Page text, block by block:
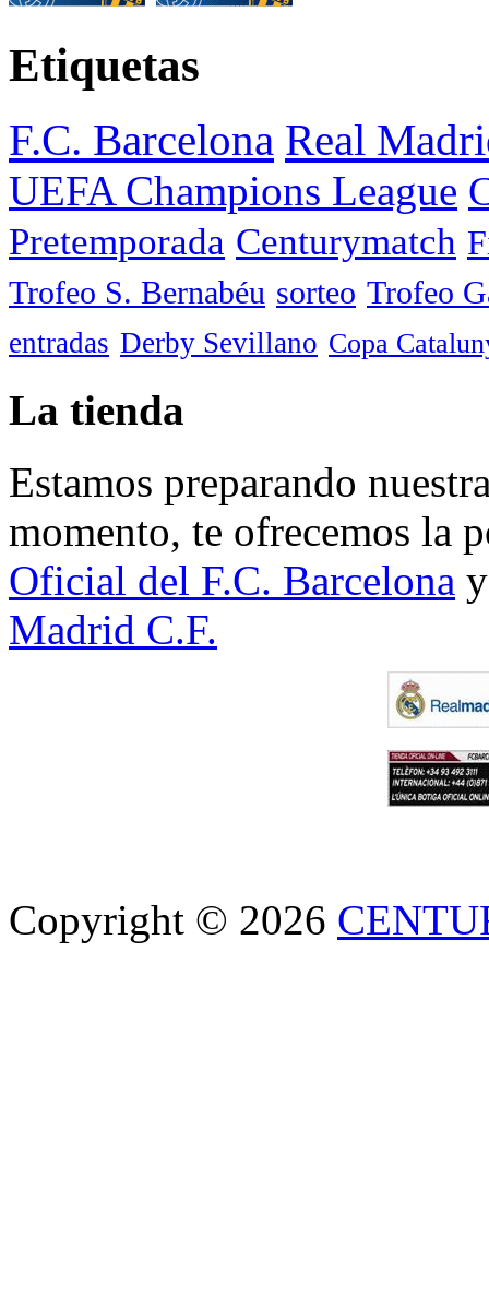
Etiquetas
F.C. Barcelona Real
UEFA Champions League
Pretemporada Centurymatch
Trofeo S. Bernabéu sorteo Trofeo
entradas Derby Sevillano Copa
La tienda
Estamos preparando
momento, te ofrecemos la
Oficial del F.C. Barcelona
Madrid C.F.
Copyright © 2026